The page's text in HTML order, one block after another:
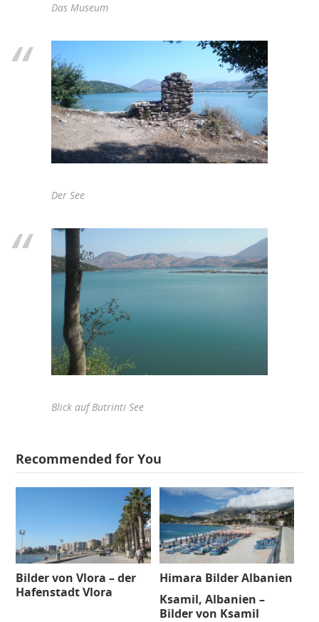
Das Museum
Der See
Blick auf Butrinti See
Recommended for You
Bilder von Vlora – der
Hafenstadt Vlora
Himara Bilder Albanien
Ksamil, Albanien –
Bilder von Ksamil